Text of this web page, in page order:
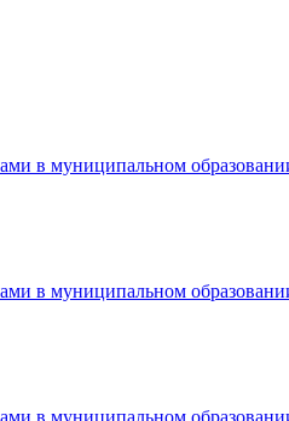
в муниципальном
в муниципальном
в муниципальном